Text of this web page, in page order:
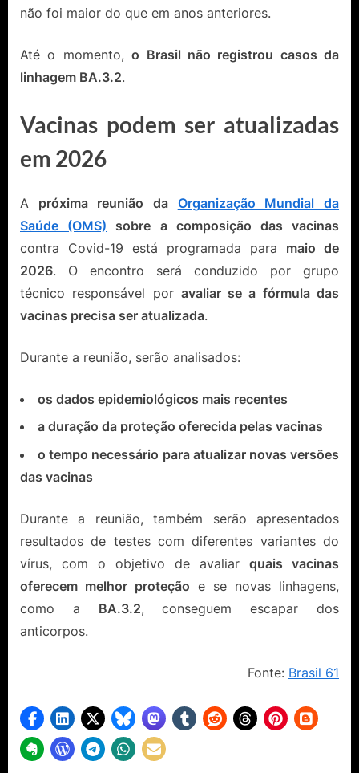
não foi maior do que em anos anteriores.
Até o momento,o Brasil não registrou casos da
linhagem BA.3.2.
Vacinas podem ser atualizadas
em 2026
A próxima reunião da Organização Mundial da
Saúde (OMS) sobre a composição das vacinas
contra Covid-19 está programada para maio de
2026. O encontro será conduzido por grupo
técnico responsável por avaliar se a fórmula das
vacinas precisa ser atualizada.
Durante a reunião, serão analisados:
os dados epidemiológicos mais recentes
a duração da proteção oferecida pelas vacinas
o tempo necessário para atualizar novas versões
das vacinas
Durante a reunião, também serão apresentados
resultados de testes com diferentes variantes do
vírus, com o objetivo de avaliar quais vacinas
oferecem melhor proteção e se novas linhagens,
como a BA.3.2, conseguem escapar dos
anticorpos.
Fonte: Brasil 61